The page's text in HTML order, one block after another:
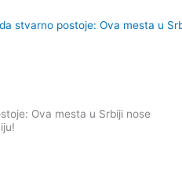
Ova mesta u Srbiji nose